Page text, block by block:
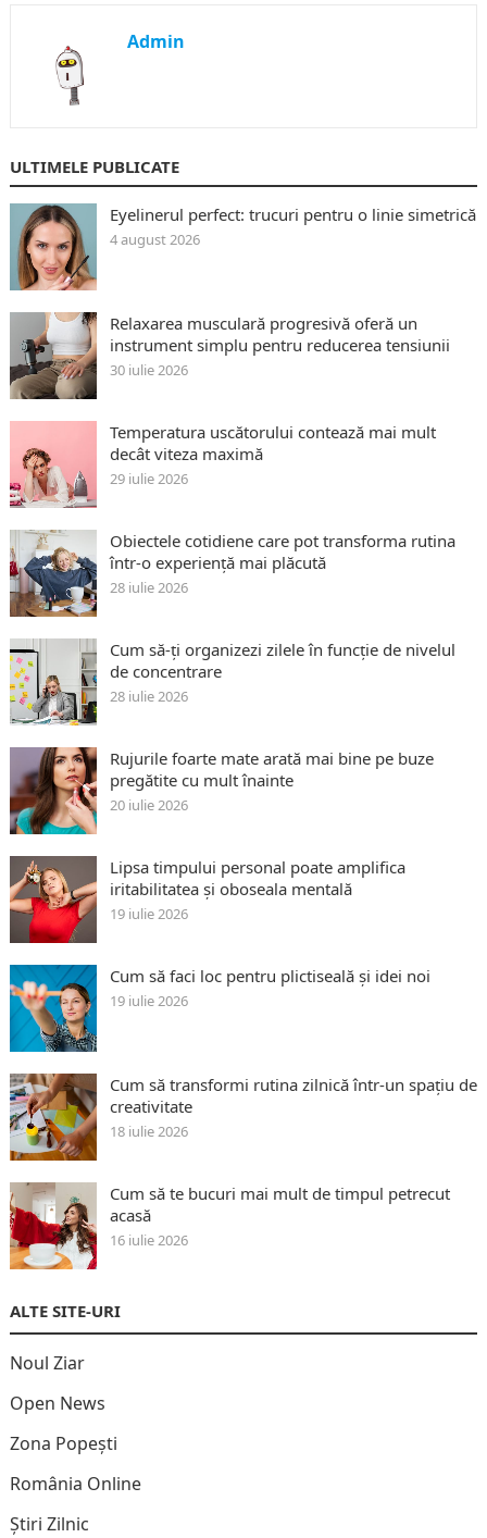
Admin
ULTIMELE PUBLICATE
Eyelinerul perfect: trucuri pentru o linie simetrică
4 august 2026
Relaxarea musculară progresivă oferă un
instrument simplu pentru reducerea tensiunii
30 iulie 2026
Temperatura uscătorului contează mai mult
decât viteza maximă
29 iulie 2026
Obiectele cotidiene care pot transforma rutina
într-o experiență mai plăcută
28 iulie 2026
Cum să-ți organizezi zilele în funcție de nivelul
de concentrare
28 iulie 2026
Rujurile foarte mate arată mai bine pe buze
pregătite cu mult înainte
20 iulie 2026
Lipsa timpului personal poate amplifica
iritabilitatea și oboseala mentală
19 iulie 2026
Cum să faci loc pentru plictiseală și idei noi
19 iulie 2026
Cum să transformi rutina zilnică într-un spațiu de
creativitate
18 iulie 2026
Cum să te bucuri mai mult de timpul petrecut
acasă
16 iulie 2026
ALTE SITE-URI
Noul Ziar
Open News
Zona Popești
România Online
Știri Zilnic